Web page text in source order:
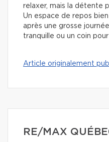
relaxer, mais la détente
Un espace de repos
après une grosse
tranquille ou un coin
Article originalement
RE/MAX